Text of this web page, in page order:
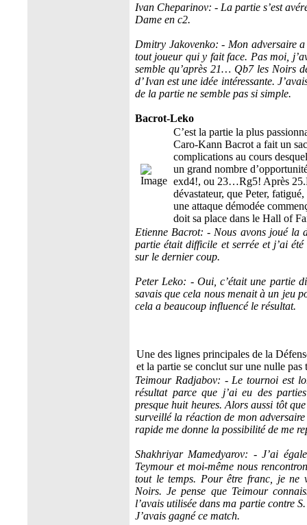
Ivan Cheparinov: - La partie s’est
Dame en c2.
Dmitry Jakovenko: - Mon adversaire
tout joueur qui y fait face. Pas moi,
semble qu’après 21… Qb7 les Noirs
d’ Ivan est une idée intéressante.
de la partie ne semble pas si simple.
Bacrot-Leko
C’est la partie la plus
Caro-Kann Bacrot a fait un
complications au cours
un grand nombre
exd4!, ou 23…Rg5! Après
dévastateur, que Peter,
une attaque démodée
doit sa place dans le Hall of
Etienne Bacrot: - Nous avons joué la
partie était difficile et serrée et j’ai
sur le dernier coup.
Peter Leko: - Oui, c’était une partie
savais que cela nous menait à un jeu
cela a beaucoup influencé le résultat.
Une des lignes principales de la
et la partie se conclut sur une nulle
Teimour Radjabov: - Le tournoi est
résultat parce que j’ai eu des
presque huit heures. Alors aussi tôt
surveillé la réaction de mon
rapide me donne la possibilité de me
Shakhriyar Mamedyarov: - J’ai
Teymour et moi-même nous
tout le temps. Pour être franc, je ne
Noirs. Je pense que Teimour
l’avais utilisée dans ma partie contre
J’avais gagné ce match.